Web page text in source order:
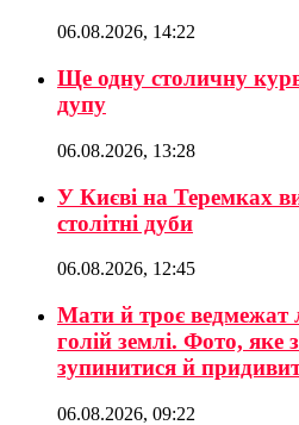
06.08.2026, 14:22
Ще одну столичну
дупу
06.08.2026, 13:28
У Києві на Теремках
столітні дуби
06.08.2026, 12:45
Мати й троє ведмежат
голій землі. Фото, яке
зупинитися й
06.08.2026, 09:22